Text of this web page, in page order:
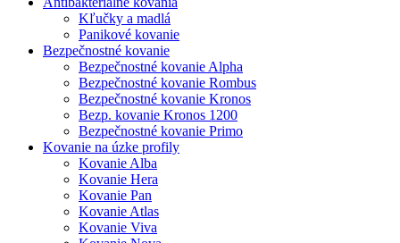
Kľučky a madlá
Panikové kovanie
Bezpečnostné kovanie
Bezpečnostné kovanie Alpha
Bezpečnostné kovanie Rombus
Bezpečnostné kovanie Kronos
Bezp. kovanie Kronos 1200
Bezpečnostné kovanie Primo
Kovanie na úzke profily
Kovanie Alba
Kovanie Hera
Kovanie Pan
Kovanie Atlas
Kovanie Viva